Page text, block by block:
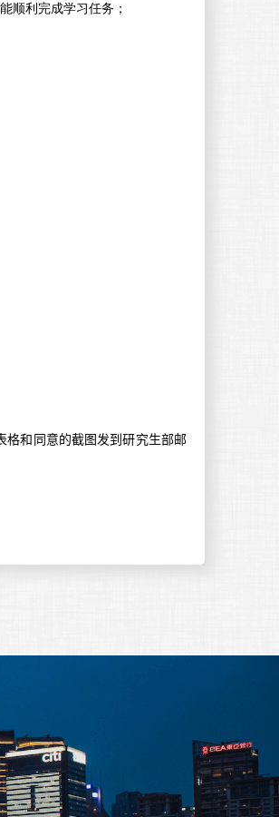
顺利完成学习任务；
格和同意的截图发到研究生部邮